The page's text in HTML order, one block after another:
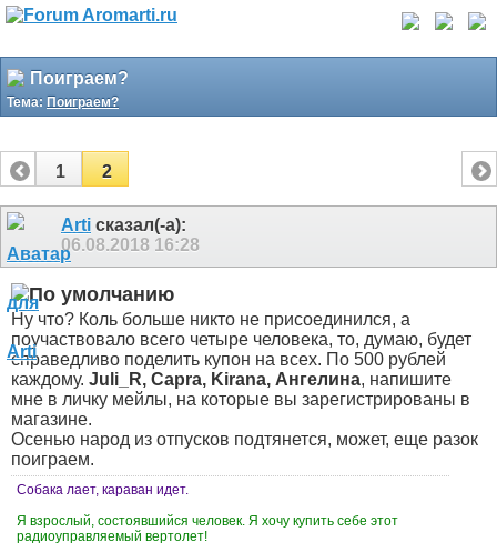
Поиграем?
Тема: Поиграем?
1 2
Arti сказал(-а):
06.08.2018 16:28
Ну что? Коль больше никто не присоединился, а
поучаствовало всего четыре человека, то, думаю, будет
справедливо поделить купон на всех. По 500 рублей
каждому. Juli_R, Capra, Kirana, Ангелина, напишите
мне в личку мейлы, на которые вы зарегистрированы в
магазине.
Осенью народ из отпусков подтянется, может, еще разок
поиграем.
Собака лает, караван идет.
Я взрослый, состоявшийся человек. Я хочу купить себе этот
радиоуправляемый вертолет!